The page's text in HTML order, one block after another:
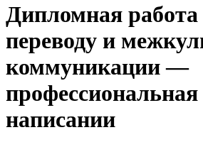
Дипломная работа
переводу и
коммуникации —
написании